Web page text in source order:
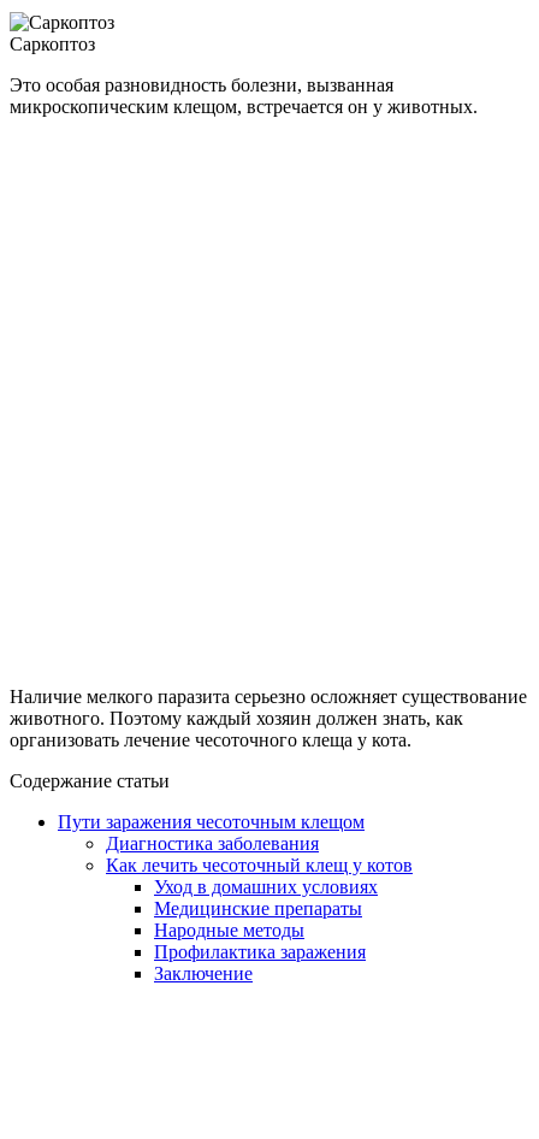
Саркоптоз
Это особая разновидность болезни, вызванная
микроскопическим клещом, встречается он у животных.
Наличие мелкого паразита серьезно осложняет существование
животного. Поэтому каждый хозяин должен знать, как
организовать лечение чесоточного клеща у кота.
Содержание статьи
Пути заражения чесоточным клещом
Диагностика заболевания
Как лечить чесоточный клещ у котов
Уход в домашних условиях
Медицинские препараты
Народные методы
Профилактика заражения
Заключение